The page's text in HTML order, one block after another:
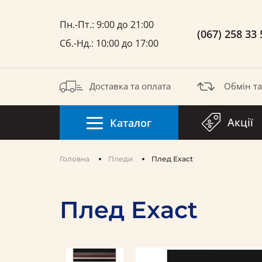
Пн.-Пт.: 9:00 до 21:00
Сб.-Нд.: 10:00 до 17:00
(067) 258 33
Доставка та оплата Обмін
Каталог Акції
Головна Пледи Плед Exact
Плед Exact